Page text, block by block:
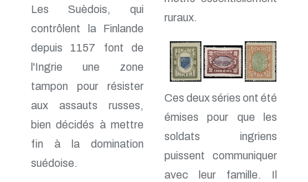
Les Suèdois, qui
contrôlent la Finlande
depuis 1157 font de
l'Ingrie une zone
tampon pour résister
aux assauts russes,
bien décidés à mettre
fin à la domination
suédoise.
ruraux.
Ces deux séries ont été
émises pour que les
soldats ingriens
puissent communiquer
avec leur famille. Il